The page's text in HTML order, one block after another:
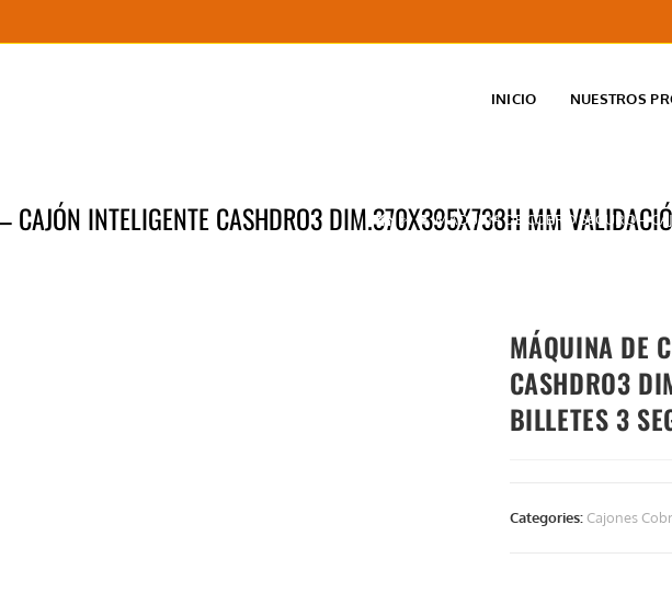
INICIO NUESTROS
CAJÓN INTELIGENTE CASHDRO3 DIM.370X395X738H MM
> > MÁQUINA DE COBRO SEGURO –
MÁQUINA DE
CASHDRO3
BILLETES 3
Categories: Cajones